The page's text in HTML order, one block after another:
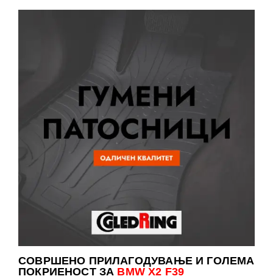
СОВРШЕНО ПРИЛАГОДУВАЊЕ И ГОЛЕМА
ПОКРИЕНОСТ ЗА BMW X2 F39